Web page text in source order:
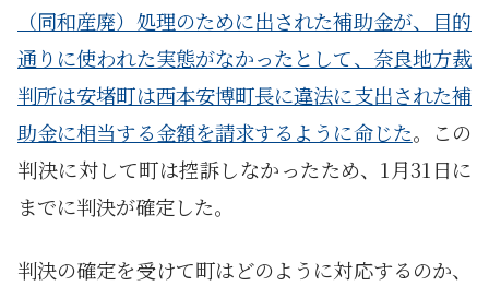
（同和産廃）処理のために出された補助金が、目的
通りに使われた実態がなかったとして、奈良地方裁
判所は安堵町は西本安博町長に違法に支出された補
助金に相当する金額を請求するように命じた。この
判決に対して町は控訴しなかったため、1月31日に
までに判決が確定した。
判決の確定を受けて町はどのように対応するのか、